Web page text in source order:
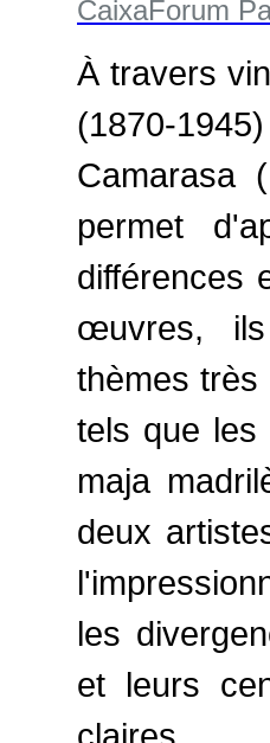
À travers
(1870-
Camarasa
permet
différences
œuvres,
thèmes très
tels que les
maja
deux
les
et leurs